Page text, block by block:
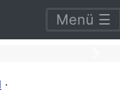
Menü ☰
·